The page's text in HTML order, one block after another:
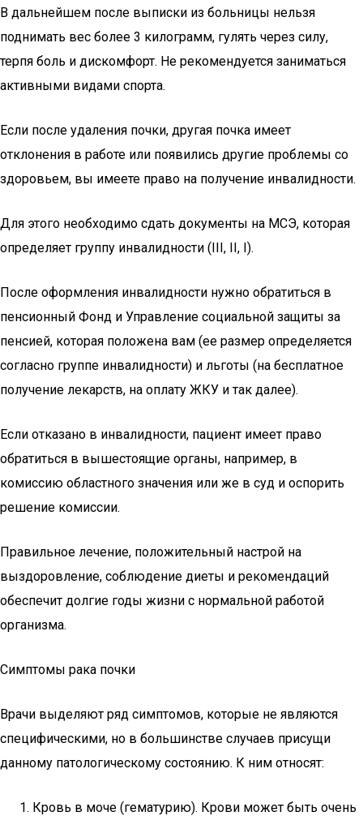
В дальнейшем после выписки из больницы нельзя
поднимать вес более 3 килограмм, гулять через силу,
терпя боль и дискомфорт. Не рекомендуется заниматься
активными видами спорта.
Если после удаления почки, другая почка имеет
отклонения в работе или появились другие проблемы со
здоровьем, вы имеете право на получение инвалидности.
Для этого необходимо сдать документы на МСЭ, которая
определяет группу инвалидности (III, II, I).
После оформления инвалидности нужно обратиться в
пенсионный Фонд и Управление социальной защиты за
пенсией, которая положена вам (ее размер определяется
согласно группе инвалидности) и льготы (на бесплатное
получение лекарств, на оплату ЖКУ и так далее).
Если отказано в инвалидности, пациент имеет право
обратиться в вышестоящие органы, например, в
комиссию областного значения или же в суд и оспорить
решение комиссии.
Правильное лечение, положительный настрой на
выздоровление, соблюдение диеты и рекомендаций
обеспечит долгие годы жизни с нормальной работой
организма.
Симптомы рака почки
Врачи выделяют ряд симптомов, которые не являются
специфическими, но в большинстве случаев присущи
данному патологическому состоянию. К ним относят:
Кровь в моче (гематурию). Крови может быть очень